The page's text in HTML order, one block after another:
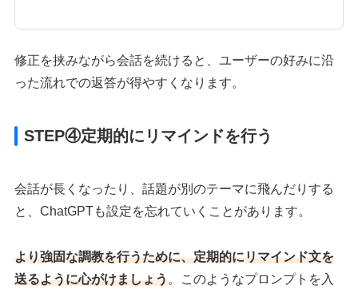
修正を挟みながら会話を続けると、ユーザーの好みに沿
った流れでの返答が得やすくなります。
STEP④定期的にリマインドを行う
会話が長くなったり、話題が別のテーマに飛んだりする
と、ChatGPTも設定を忘れていくことがあります。
より強固な調教を行うために、定期的にリマインド文を
送るように心がけましょう。このようなプロンプトを入